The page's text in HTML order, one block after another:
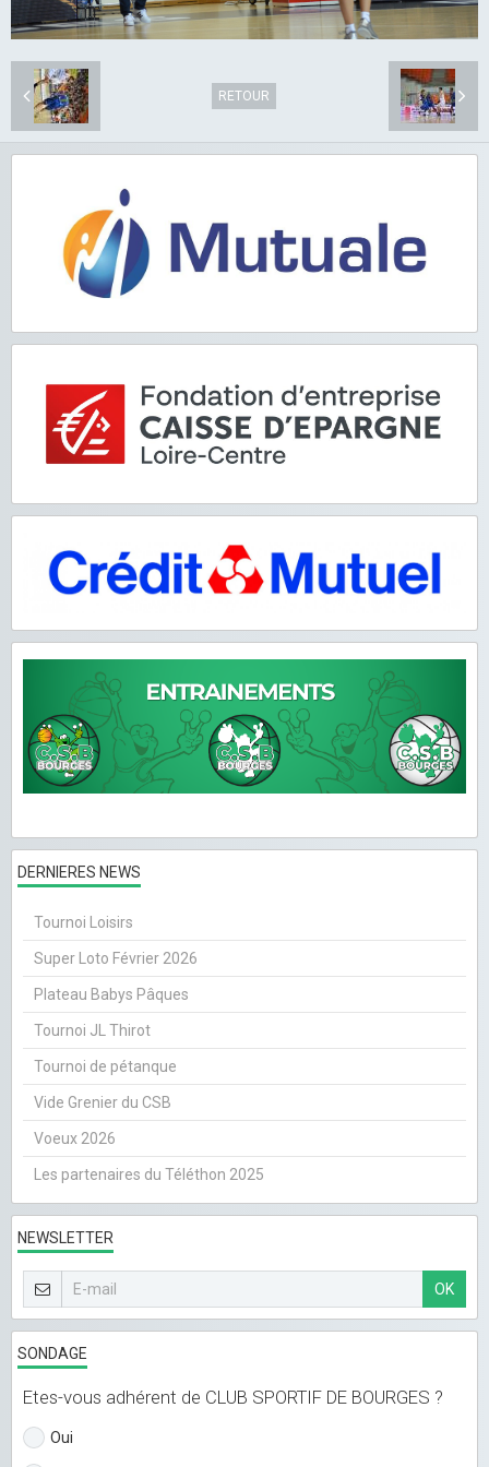
RETOUR
DERNIERES NEWS
Tournoi Loisirs
Super Loto Février 2026
Plateau Babys Pâques
Tournoi JL Thirot
Tournoi de pétanque
Vide Grenier du CSB
Voeux 2026
Les partenaires du Téléthon 2025
NEWSLETTER
OK
SONDAGE
Etes-vous adhérent de CLUB SPORTIF DE BOURGES ?
Oui